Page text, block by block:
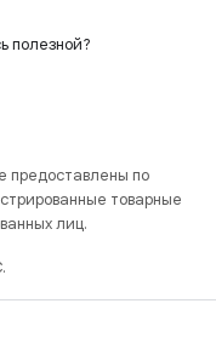
полезной?
предоставлены по
товарные
лиц.